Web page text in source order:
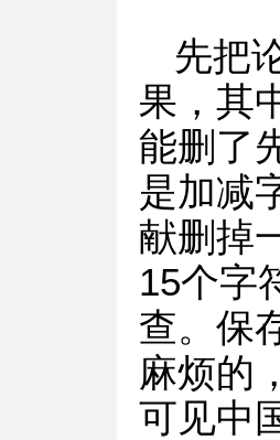
先把
果，其
能删了
是加减
献删掉
15个字
查。保
麻烦的
可见中